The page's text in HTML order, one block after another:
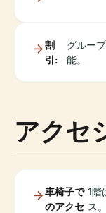
割
引:
グルー
能。
アクセ
車椅子で
のアクセ
1階
ス